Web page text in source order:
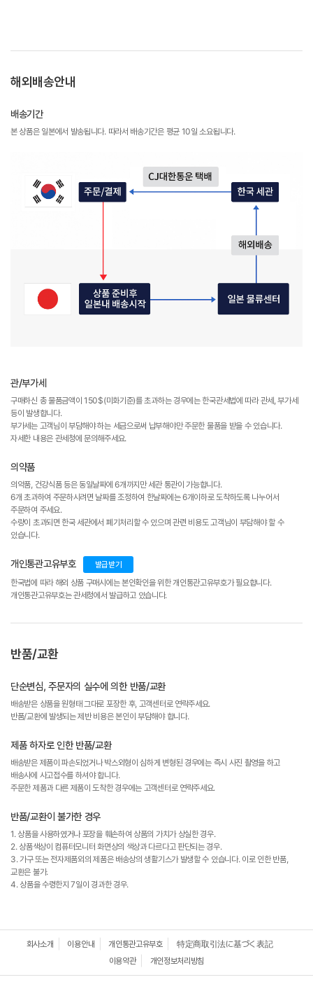
해외배송안내
배송기간
본 상품은 일본에서 발송됩니다. 따라서 배송기간은 평균 10일 소요됩니다.
관/부가세
구매하신 총 물품금액이 150$(미화기준)를 초과하는 경우에는 한국관세법에 따라 관세, 부가세
등이 발생합니다.
부가세는 고객님이 부담해야 하는 세금으로써 납부해야만 주문한 물품을 받을 수 있습니다.
자세한 내용은 관세청에 문의해주세요.
의약품
의약품, 건강식품 등은 동일날짜에 6개까지만 세관 통관이 가능합니다.
6개 초과하여 주문하시려면 날짜를 조정하여 한날짜에는 6개이하로 도착하도록 나누어서
주문하여 주세요.
수량이 초과되면 한국 세관에서 폐기처리할 수 있으며 관련 비용도 고객님이 부담해야 할 수
있습니다.
개인통관고유부호 발급받기
한국법에 따라 해외 상품 구매시에는 본인확인을 위한 개인통관고유부호가 필요합니다.
개인통관고유부호는 관세청에서 발급하고 있습니다.
반품/교환
단순변심, 주문자의 실수에 의한 반품/교환
배송받은 상품을 원형태 그대로 포장한 후, 고객센터로 연락주세요.
반품/교환에 발생되는 제반 비용은 본인이 부담해야 합니다.
제품 하자로 인한 반품/교환
배송받은 제품이 파손되었거나 박스외형이 심하게 변형된 경우에는 즉시 사진 촬영을 하고
배송사에 사고접수를 하셔야 합니다.
주문한 제품과 다른 제품이 도착한 경우에는 고객센터로 연락주세요.
반품/교환이 불가한 경우
1. 상품을 사용하였거나 포장을 훼손하여 상품의 가치가 상실한 경우.
2. 상품색상이 컴퓨터모니터 화면상의 색상과 다르다고 판단되는 경우.
3. 가구 또는 전자제품외의 제품은 배송상의 생활기스가 발생할 수 있습니다. 이로 인한 반품,
교환은 불가.
4. 상품을 수령한지 7일이 경과한 경우.
회사소개 이용안내 개인통관고유부호
特定商取引法に基づく表記
이용약관
개인정보처리방침